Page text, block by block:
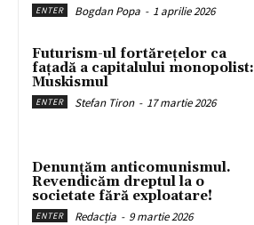
ENTER Bogdan Popa - 1 aprilie 2026
Futurism-ul fortărețelor ca
fațadă a capitalului monopolist:
Muskismul
ENTER Stefan Tiron - 17 martie 2026
Denunțăm anticomunismul.
Revendicăm dreptul la o
societate fără exploatare!
ENTER Redacția - 9 martie 2026